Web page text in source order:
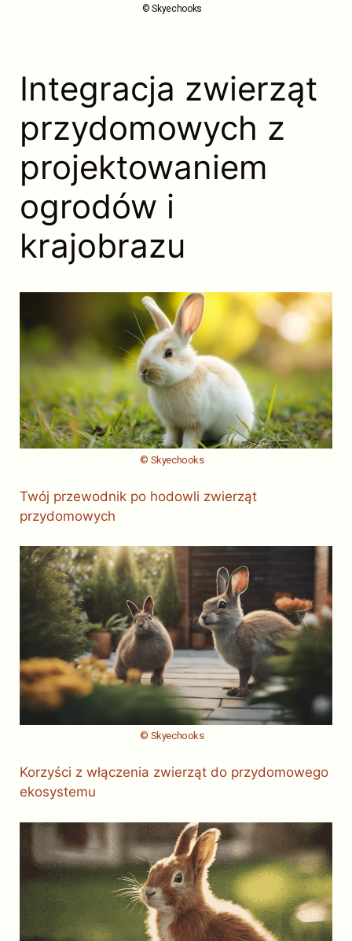
© Skyechooks
Integracja zwierząt
przydomowych z
projektowaniem
ogrodów i
krajobrazu
© Skyechooks
Twój przewodnik po hodowli zwierząt
przydomowych
© Skyechooks
Korzyści z włączenia zwierząt do przydomowego
ekosystemu